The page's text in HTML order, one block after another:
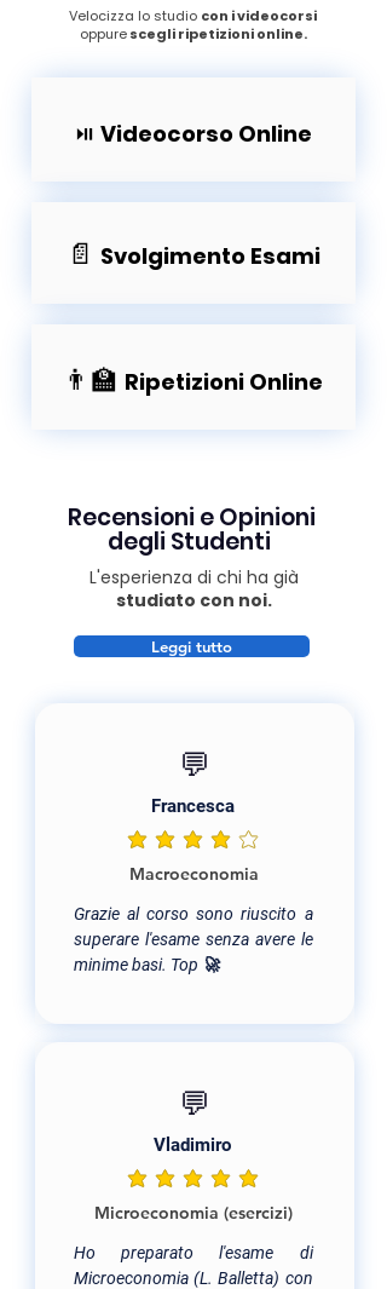
Velocizza lo studio con i videocorsi
oppurescegli ripetizioni online.
⏯️ Videocorso Online
📄 Svolgimento Esami
👨‍🏫 Ripetizioni Online
Recensioni e Opinioni
degli Studenti
L'esperienza di chi ha già
studiato con noi.
Leggi tutto
💬
Francesca
la valutazione media è 4 su
Macroeconomia
Grazie al corso sono riuscito a
superare l'esame senza avere le
minime basi. Top 🚀
💬
Vladimiro
la valutazione media è 5 su
Microeconomia (esercizi)
Ho preparato l'esame di
Microeconomia (L. Balletta) con